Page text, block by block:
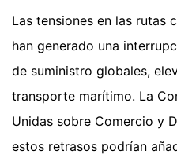
Las tensiones en las rutas
han generado una
de suministro globales,
transporte marítimo. La
Unidas sobre Comercio y
estos retrasos podrían